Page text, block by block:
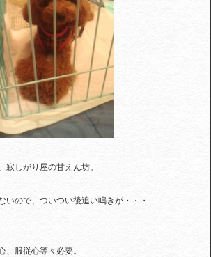
寂しがり屋の甘えん坊。
いので、ついつい後追い鳴きが・・・
、服従心等々必要。